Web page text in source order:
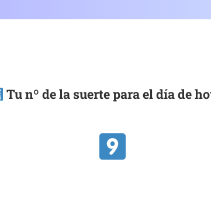
Tu nº de la suerte para el día de